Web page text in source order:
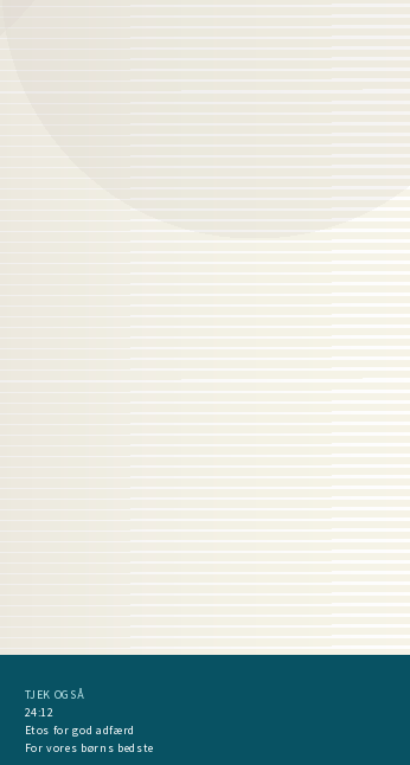
TJEK OGSÅ
24:12
Etos for god adfærd
For vores børns bedste